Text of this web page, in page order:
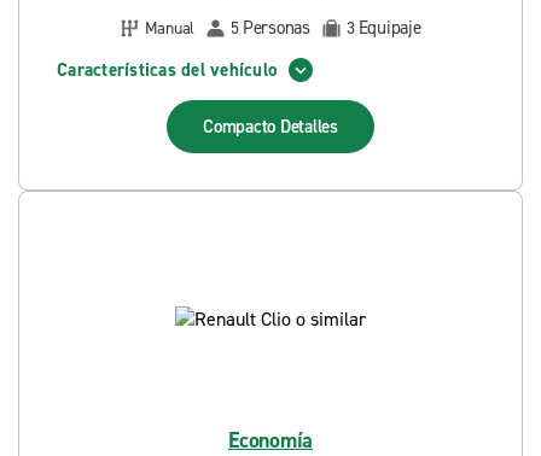
Manual
5 Personas 3 Equipaje
Características del vehículo
Compacto Detalles
Economía